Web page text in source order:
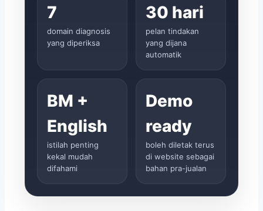
7
domain diagnosis
yang diperiksa
30 hari
pelan tindakan
yang dijana
automatik
BM +
English
istilah penting
kekal mudah
difahami
Demo
ready
boleh diletak terus
di website sebagai
bahan pra-jualan